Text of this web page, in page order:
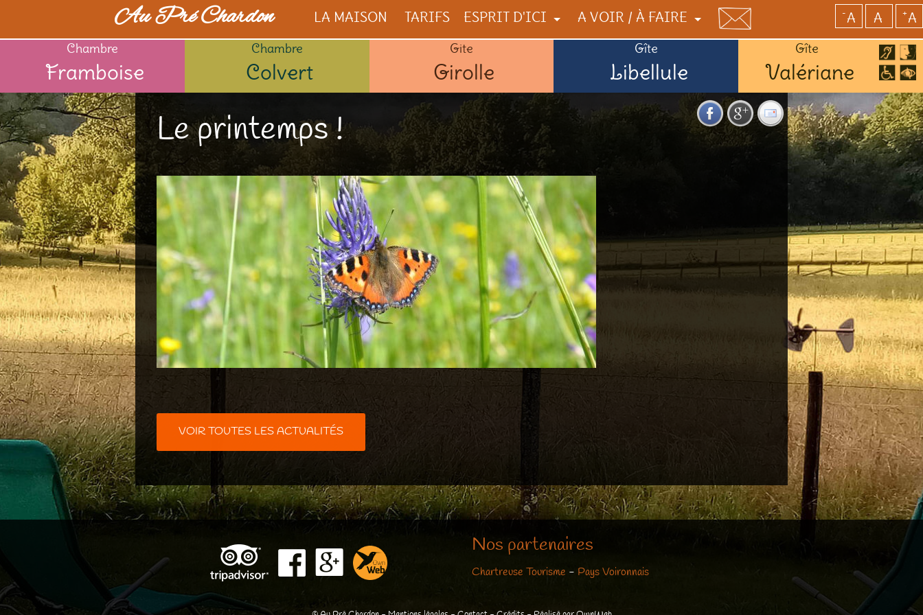
Au Pré Chardon LA MAISON TARIFS ESPRIT D'ICI
NOUS
LA CONSTRUCTION
ILS PARLENT DE NOUS
A VOIR / À FAIRE
A FAIRE
COMMERCES / SERVICES
-A A +A
Chambre
Framboise
Chambre
Colvert
Gite
Girolle
Gîte
Libellule
Gîte
Valériane
Le printemps !
VOIR TOUTES LES ACTUALITÉS
Nos partenaires
Chartreuse Tourisme - Pays Voironnais